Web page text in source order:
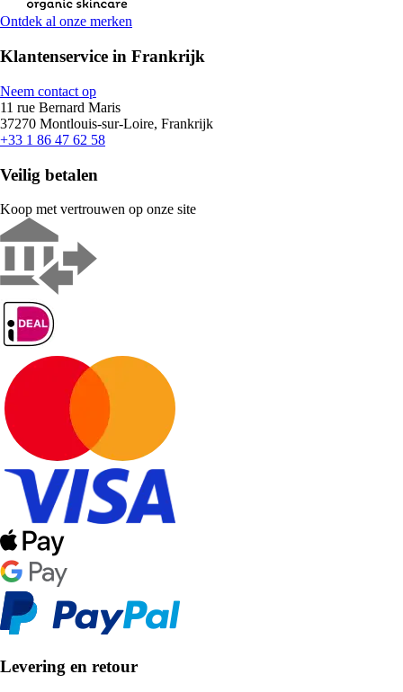
Ontdek al onze merken
Klantenservice in Frankrijk
Neem contact op
11 rue Bernard Maris
37270 Montlouis-sur-Loire, Frankrijk
+33 1 86 47 62 58
Veilig betalen
Koop met vertrouwen op onze site
Levering en retour